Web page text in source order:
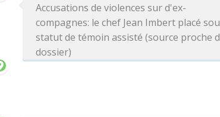
Accusations de violences sur d'ex-
compagnes: le chef Jean Imbert placé
statut de témoin assisté (source proche
dossier)